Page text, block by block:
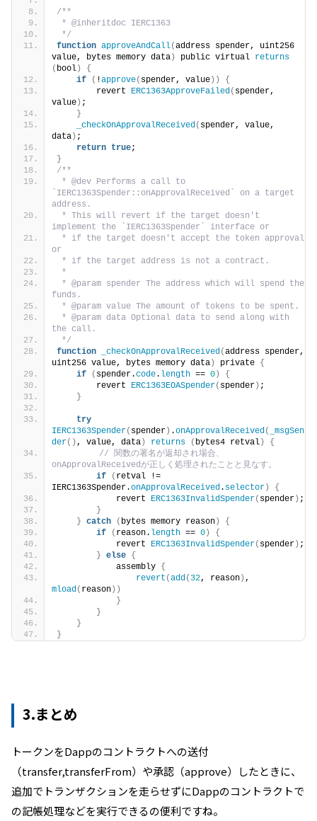
/**
* @inheritdoc IERC1363
*/
function approveAndCall(address spender, uint256
value, bytes memory data ) public virtual returns
( bool )
{
if
( !approve( spender, value ))
{
        revert
ERC1363ApproveFailed( spender,
value ) ;
}
_checkOnApprovalReceived( spender, value,
data ) ;
return true;
}
/**
* @dev Performs a call to
`IERC1363Spender::onApprovalReceived` on a target
address.
* This will revert if the target doesn't
implement the `IERC1363Spender` interface or
* if the target doesn't accept the token approval
or
* if the target address is not a contract.
*
* @param spender The address which will spend the
funds.
* @param value The amount of tokens to be spent.
* @param data Optional data to send along with
the call.
*/
function
_checkOnApprovalReceived(address spender,
uint256 value, bytes memory data ) private {
if
( spender.code. length == 0 )
{
        revert
ERC1363EOASpender( spender ) ;
}
try
IERC1363Spender( spender ) .onApprovalReceived(
_msgSen
der() , value, data ) returns ( bytes4 retval )
{
// 関数の署名が返却され場合、
onApprovalReceivedが正しく処理されたことと見なす。
if
( retval !=
IERC1363Spender.onApprovalReceived. selector )
{
            revert
ERC1363InvalidSpender( spender ) ;
}
} catch ( bytes memory reason )
{
if
( reason. length == 0 )
{
            revert
ERC1363InvalidSpender( spender ) ;
} else {
            assembly
{
revert (add( 32, reason )
mload( reason ))
}
}
}
}
3.まとめ
トークンをDappのコントラクトへの送付
（transfer,transferFrom）や承認（approve）したときに、
追加でトランザクションを走らせずにDappのコントラクトで
の記帳処理などを実行できるの便利ですね。